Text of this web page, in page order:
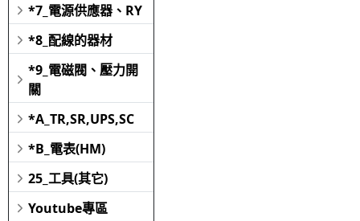
*7_電源供應器、RY
*8_配線的器材
*9_電磁閥、壓力開
關
*A_TR,SR,UPS,SC
*B_電表(HM)
25_工具(其它)
Youtube專區